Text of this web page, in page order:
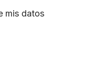
mis datos